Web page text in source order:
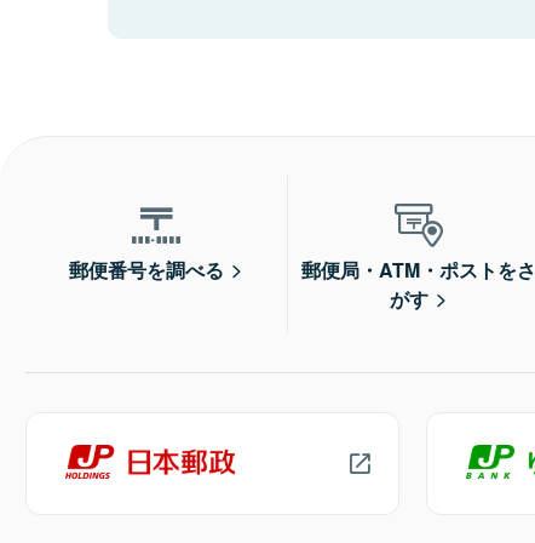
郵便番号を調べる
郵便局・ATM・ポストをさ
がす